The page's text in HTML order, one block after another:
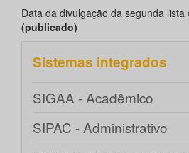
Data da divulgação da segunda lista
(publicado)
Sistemas integrados
SIGAA - Acadêmico
SIPAC - Administrativo